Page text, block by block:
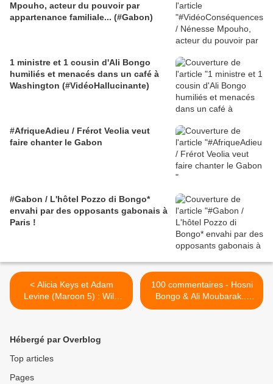
Mpouho, acteur du pouvoir par
appartenance familiale... (#Gabon)
1 ministre et 1 cousin d'Ali Bongo
humiliés et menacés dans un café à
Washington (#VidéoHallucinante)
#AfriqueAdieu / Frérot Veolia veut
faire chanter le Gabon
#Gabon / L'hôtel Pozzo di Bongo*
envahi par des opposants gabonais à
Paris !
< Alicia Keys et Adam
Levine (Maroon 5) : Wild
Horses
100 commentaires - Hosni
Bongo & Ali Moubarak...
une communauté de
Hébergé par Overblog
Top articles
Pages